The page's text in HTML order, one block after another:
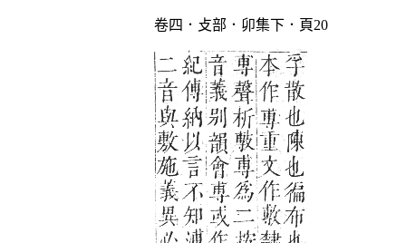
卷四．攴部．卯集下．頁20